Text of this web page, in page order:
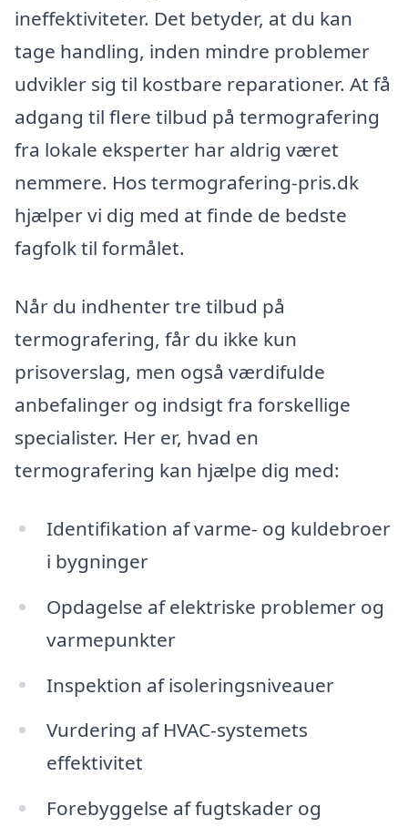
ineffektiviteter. Det betyder, at du kan
tage handling, inden mindre problemer
udvikler sig til kostbare reparationer. At få
adgang til flere tilbud på termografering
fra lokale eksperter har aldrig været
nemmere. Hos termografering-pris.dk
hjælper vi dig med at finde de bedste
fagfolk til formålet.
Når du indhenter tre tilbud på
termografering, får du ikke kun
prisoverslag, men også værdifulde
anbefalinger og indsigt fra forskellige
specialister. Her er, hvad en
termografering kan hjælpe dig med:
Identifikation af varme- og kuldebroer
i bygninger
Opdagelse af elektriske problemer og
varmepunkter
Inspektion af isoleringsniveauer
Vurdering af HVAC-systemets
effektivitet
Forebyggelse af fugtskader og